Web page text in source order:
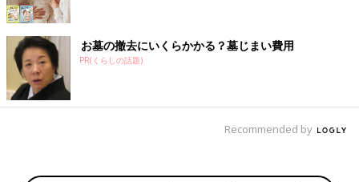
かげで最後までノーストレスで食べることができますよ。
ニトリの「マジかる撥水シリーズ」は軽くて子ども
が持ちやすい！
お墓の撤去にいくらかかる？墓じまい費用
PR(くらしの話題)
Recommended by